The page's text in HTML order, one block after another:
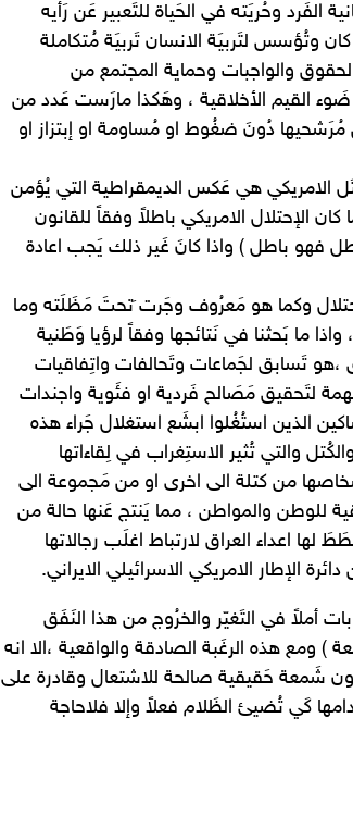
الفَرد وحُريَته في الحَياة للتَعبير عَن رَأيه
وتُؤسس لتَربيَة الانسان تَربيَة مُتكاملة
والواجبات وحماية المجتمع من
القيم الأخلاقية ، وهَكذا مارَست عَدد من
مُرَشحيها دُونَ ضغُوط او مُساومة او إبتزاز او
الامريكي هي عَكس الديمقراطية التي يُؤمن
الإحتلال الامريكي باطلاً وفقاً للقانون
فهو باطل ) واذا كانَ غَير ذلك يَجب اعادة
وكما هو مَعرُوف وجَرت َتحتَ مَظَلَته وما
ما بَحثنا في نَتائجها وفقاً لرؤيا وَطَنية
،هو تَسابق لجَماعات وتَحالفات واتِفاقيات
لتَحقيق مَصَالح فَردية او فئَوية واجندات
الذين استُغُلوا ابشَع استغلال جَراء هذه
والتي تُثير الاستِغراب في لِقاءاتها
من كتلة الى اخرى او من مَجموعة الى
للوطن والمواطن ، مما يَنتج عَنها حالة من
اعداء العراق لارتباط اغلَب رجالاتها
الإطار الامريكي الاسرائيلي الايراني.
أملاً في التَغيّر والخرُوج من هذا النَفَق
ومع هذه الرغَبة الصادقة والواقعية ،الا انه
شَمعة حَقيقية صالحة للاشتعال وقادرة على
كَي تُضيئ الظَلام فعلاً وإلا فلاحاجة